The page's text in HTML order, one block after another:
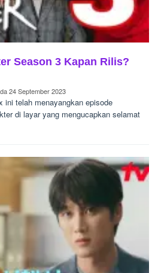
Season 3 Kapan Rilis?
24 September 2023
ini telah menayangkan episode
di layar yang mengucapkan selamat